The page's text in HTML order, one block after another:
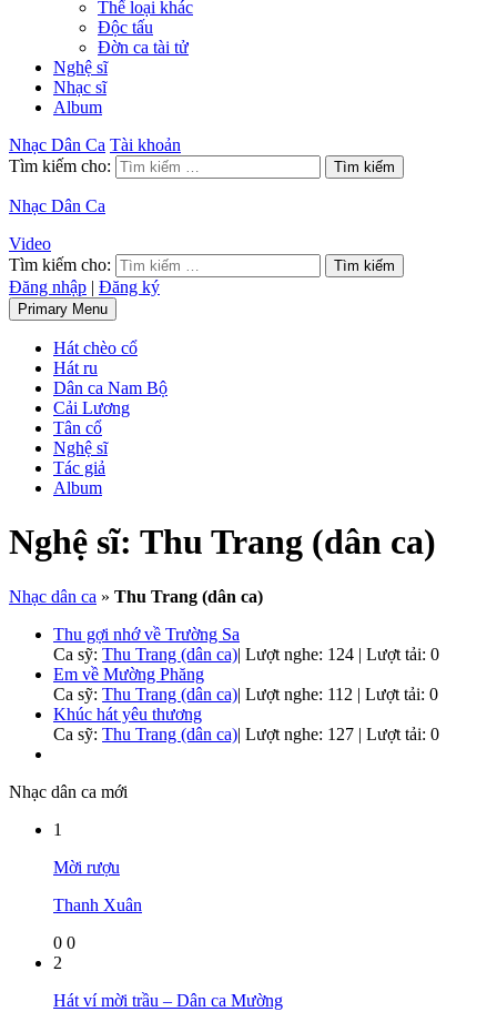
Thể loại khác
Độc tấu
Đờn ca tài tử
Nghệ sĩ
Nhạc sĩ
Album
Nhạc Dân Ca Tài khoản
Tìm kiếm cho:
Nhạc Dân Ca
Video
Tìm kiếm cho:
Đăng nhập | Đăng ký
Primary Menu
Hát chèo cổ
Hát ru
Dân ca Nam Bộ
Cải Lương
Tân cổ
Nghệ sĩ
Tác giả
Album
Nghệ sĩ: Thu Trang (dân ca)
Nhạc dân ca » Thu Trang (dân ca)
Thu gợi nhớ về Trường Sa
Ca sỹ: Thu Trang (dân ca)| Lượt nghe: 124 | Lượt tải: 0
Em về Mường Phăng
Ca sỹ: Thu Trang (dân ca)| Lượt nghe: 112 | Lượt tải: 0
Khúc hát yêu thương
Ca sỹ: Thu Trang (dân ca)| Lượt nghe: 127 | Lượt tải: 0
Nhạc dân ca mới
1
Mời rượu
Thanh Xuân
0 0
2
Hát ví mời trầu – Dân ca Mường